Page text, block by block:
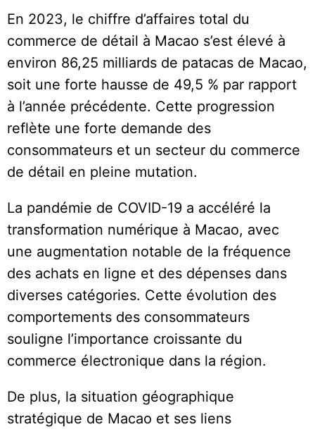
En 2023, le chiffre d’affaires total du
commerce de détail à Macao s’est élevé à
environ 86,25 milliards de patacas de Macao,
soit une forte hausse de 49,5 % par rapport
à l’année précédente. Cette progression
reflète une forte demande des
consommateurs et un secteur du commerce
de détail en pleine mutation.
La pandémie de COVID-19 a accéléré la
transformation numérique à Macao, avec
une augmentation notable de la fréquence
des achats en ligne et des dépenses dans
diverses catégories. Cette évolution des
comportements des consommateurs
souligne l’importance croissante du
commerce électronique dans la région.
De plus, la situation géographique
stratégique de Macao et ses liens